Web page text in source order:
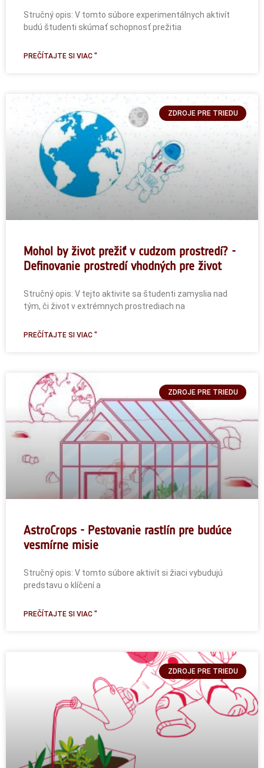
Stručný opis: V tomto súbore experimentálnych aktivít
budú študenti skúmať schopnosť prežitia
PREČÍTAJTE SI VIAC "
ZDROJE PRE TRIEDU
Mohol by život prežiť v cudzom prostredí? -
Definovanie prostredí vhodných pre život
Stručný opis: V tejto aktivite sa študenti zamyslia nad
tým, či život v extrémnych prostrediach na
PREČÍTAJTE SI VIAC "
ZDROJE PRE TRIEDU
AstroCrops - Pestovanie rastlín pre budúce
vesmírne misie
Stručný opis: V tomto súbore aktivít si žiaci vybudujú
predstavu o klíčení a
PREČÍTAJTE SI VIAC "
ZDROJE PRE TRIEDU